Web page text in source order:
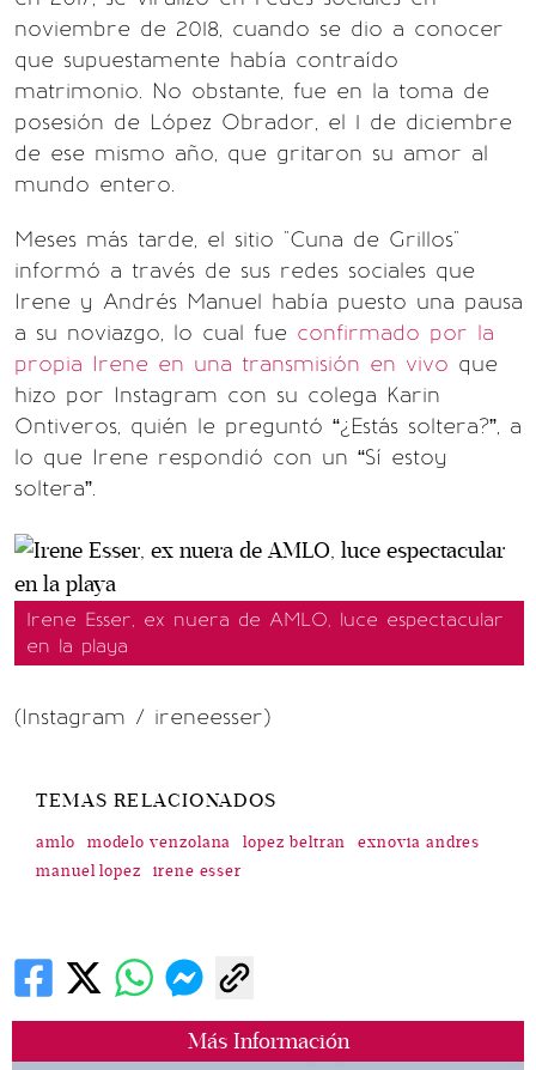
Más Información
noviembre de 2018, cuando se dio a conocer
que supuestamente había contraído
matrimonio. No obstante, fue en la toma de
posesión de López Obrador, el 1 de diciembre
de ese mismo año, que gritaron su amor al
mundo entero.
Meses más tarde, el sitio "Cuna de Grillos"
informó a través de sus redes sociales que
Irene y Andrés Manuel había puesto una pausa
a su noviazgo, lo cual fue confirmado por la
propia Irene en una transmisión en vivo que
hizo por Instagram con su colega Karin
Ontiveros, quién le preguntó “¿Estás soltera?”, a
lo que Irene respondió con un “Sí estoy
soltera”.
Irene Esser, ex nuera de AMLO, luce espectacular
en la playa
(Instagram / ireneesser)
TEMAS RELACIONADOS
amlo modelo venzolana lopez beltran
exnovia andres
manuel lopez
irene esser